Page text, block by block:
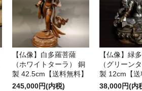
【仏像】白多羅菩薩
（ホワイトターラ） 銅
製 42.5cm【送料無料】
245,000円(内税)
【仏像】緑
（グリーン
製 12cm【
38,000円(内